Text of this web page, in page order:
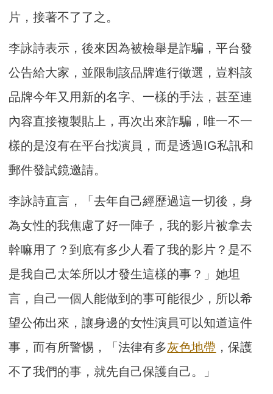
片，接著不了了之。
李詠詩表示，後來因為被檢舉是詐騙，平台發
公告給大家，並限制該品牌進行徵選，豈料該
品牌今年又用新的名字、一樣的手法，甚至連
內容直接複製貼上，再次出來詐騙，唯一不一
樣的是沒有在平台找演員，而是透過IG私訊和
郵件發試鏡邀請。
李詠詩直言，「去年自己經歷過這一切後，身
為女性的我焦慮了好一陣子，我的影片被拿去
幹嘛用了？到底有多少人看了我的影片？是不
是我自己太笨所以才發生這樣的事？」她坦
言，自己一個人能做到的事可能很少，所以希
望公佈出來，讓身邊的女性演員可以知道這件
事，而有所警惕，「法律有多灰色地帶 ，保護
不了我們的事，就先自己保護自己。」